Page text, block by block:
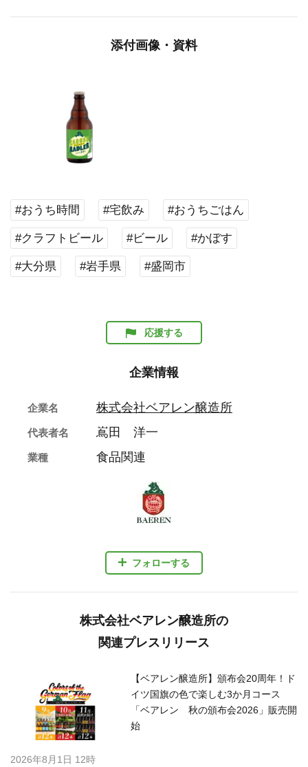
添付画像・資料
#おうち時間 #宅飲み #おうちごはん
#クラフトビール #ビール #かぼす
#大分県 #岩手県 #盛岡市
応援する
企業情報
フォローする
企業名 株式会社ベアレン醸造所
代表者名 嶌田 洋一
業種 食品関連
株式会社ベアレン醸造所の
関連プレスリリース
【ベアレン醸造所】頒布会20周年！ド
イツ国旗の色で楽しむ3か月コース
「ベアレン 秋の頒布会2026」販売開
始
2026年8月1日 12時